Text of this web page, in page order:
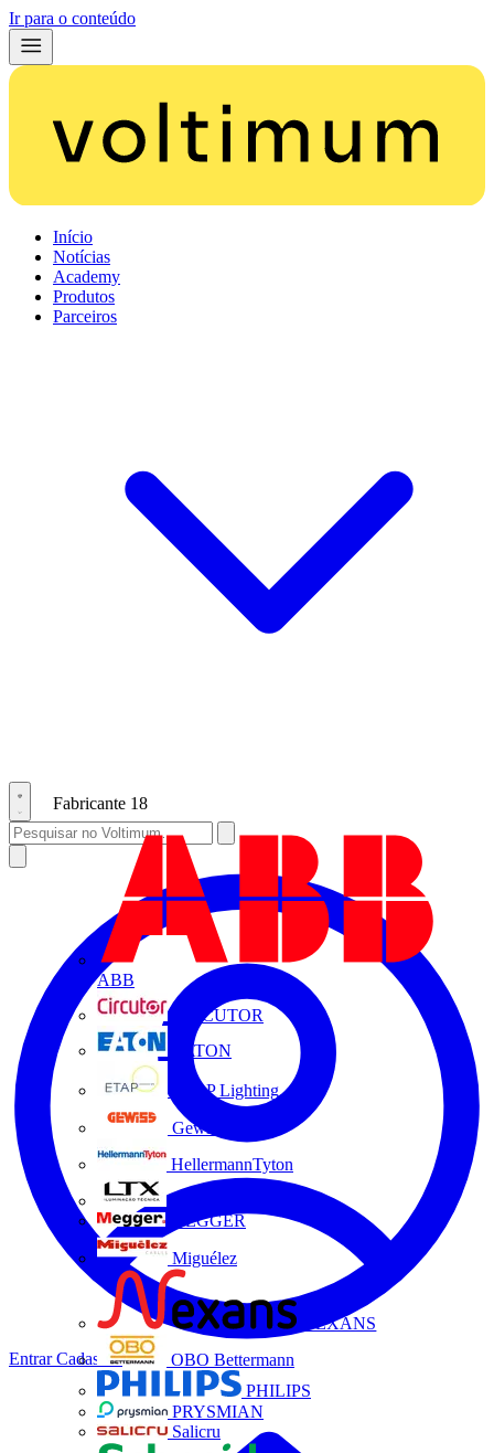
Ir para o conteúdo
Início
Notícias
Academy
Produtos
Parceiros
Fabricante 18
ABB
CIRCUTOR
EATON
ETAP Lighting
Gewiss
HellermannTyton
MEGGER
Miguélez
NEXANS
OBO Bettermann
PHILIPS
PRYSMIAN
Salicru
EntrarCadastrar